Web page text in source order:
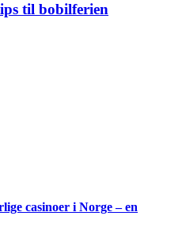
til bobilferien
casinoer i Norge – en